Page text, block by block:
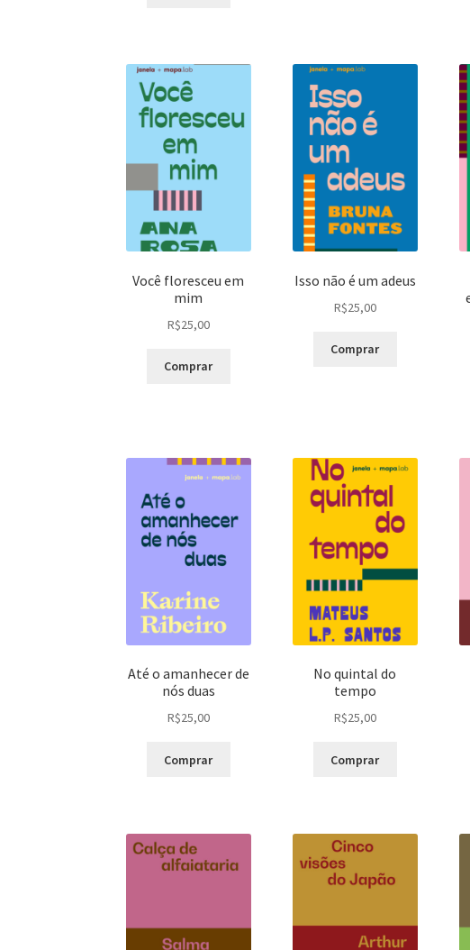
Você floresceu em
mim
R$25,00
Comprar
Isso não é um adeus
R$25,00
Comprar
Até o amanhecer de
nós duas
R$25,00
Comprar
No quintal do
tempo
R$25,00
Comprar